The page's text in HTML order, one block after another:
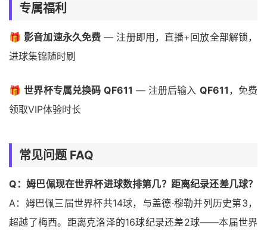
专属福利
🎁 影音加速永久免费 — 注册即用，直播+回放全部解锁，
进球集锦随时刷
🎁世界杯专属兑换码 QF611 — 注册后输入 QF611 ，免费
领取VIP体验时长
常见问题 FAQ
Q：姆巴佩现在世界杯进球数排第几？距离纪录还差几球？
A：姆巴佩三届世界杯共14球，与盖德·穆勒并列历史第3，
超越了梅西。距离克洛泽的16球纪录还差2球——本届世界